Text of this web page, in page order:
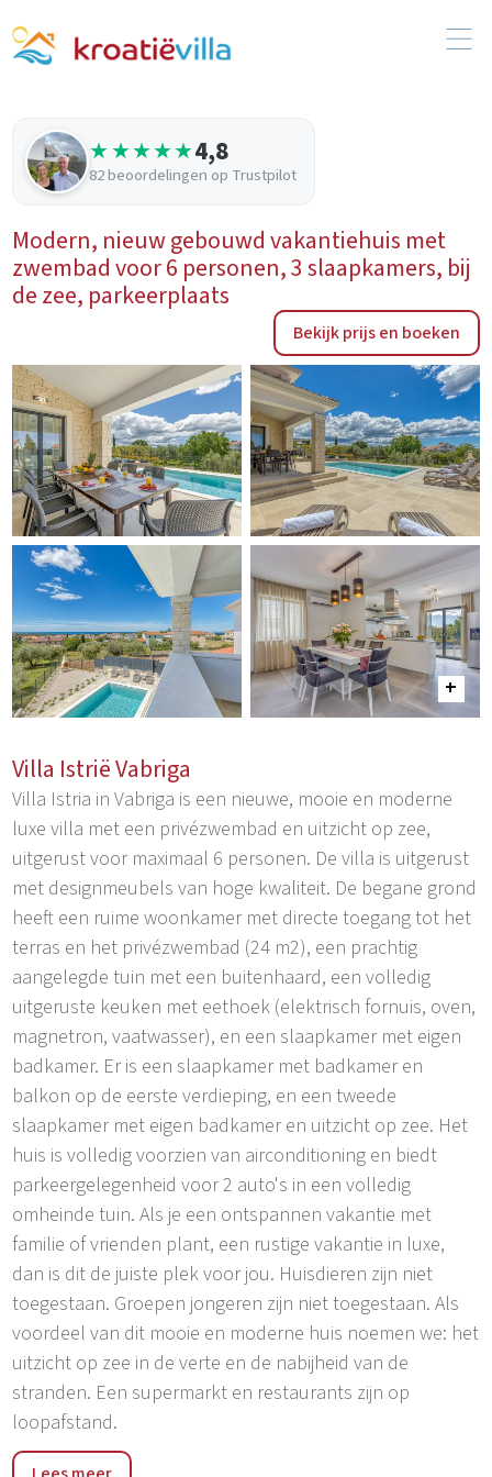
★★★★★4,8
82 beoordelingen op Trustpilot
Modern, nieuw gebouwd vakantiehuis met
zwembad voor 6 personen, 3 slaapkamers, bij
de zee, parkeerplaats
Bekijk prijs en boeken
Villa Istrië Vabriga
Villa Istria in Vabriga is een nieuwe, mooie en moderne
luxe villa met een privézwembad en uitzicht op zee,
uitgerust voor maximaal 6 personen. De villa is uitgerust
met designmeubels van hoge kwaliteit. De begane grond
heeft een ruime woonkamer met directe toegang tot het
terras en het privézwembad (24 m2), een prachtig
aangelegde tuin met een buitenhaard, een volledig
uitgeruste keuken met eethoek (elektrisch fornuis, oven,
magnetron, vaatwasser), en een slaapkamer met eigen
badkamer. Er is een slaapkamer met badkamer en
balkon op de eerste verdieping, en een tweede
slaapkamer met eigen badkamer en uitzicht op zee. Het
huis is volledig voorzien van airconditioning en biedt
parkeergelegenheid voor 2 auto's in een volledig
omheinde tuin. Als je een ontspannen vakantie met
familie of vrienden plant, een rustige vakantie in luxe,
dan is dit de juiste plek voor jou. Huisdieren zijn niet
toegestaan. Groepen jongeren zijn niet toegestaan. Als
voordeel van dit mooie en moderne huis noemen we: het
uitzicht op zee in de verte en de nabijheid van de
stranden. Een supermarkt en restaurants zijn op
loopafstand.
Tar-Torre en Vabriga-Abrega zijn vandaag de dag